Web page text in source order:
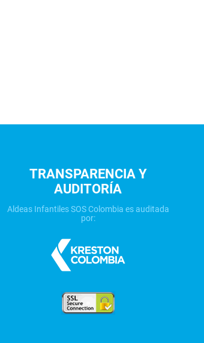
TRANSPARENCIA Y
AUDITORÍA
Aldeas Infantiles SOS Colombia es auditada
por: